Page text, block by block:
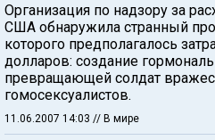
Организация по надзору за
США обнаружила странный
которого предполагалось
долларов: создание
превращающей солдат
гомосексуалистов.
11.06.2007 14:03 // В мире